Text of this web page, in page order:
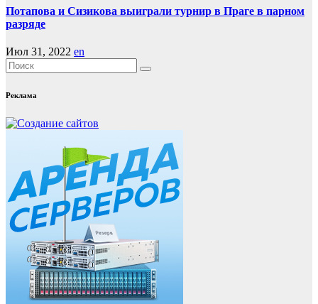
Потапова и Сизикова выиграли турнир в Праге в парном
разряде
Июл 31, 2022 en
Реклама